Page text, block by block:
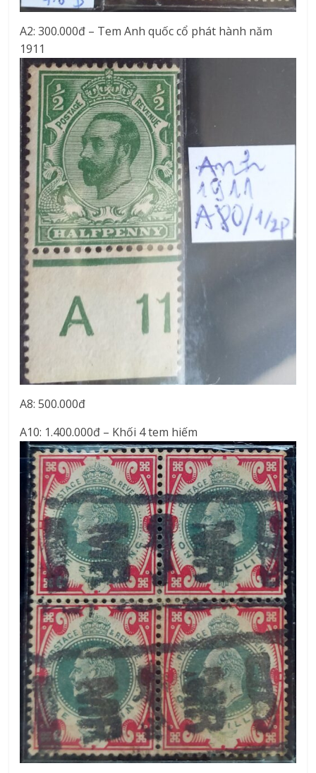
A2: 300.000đ – Tem Anh quốc cổ phát hành năm
1911
A8: 500.000đ
A10: 1.400.000đ – Khối 4 tem hiếm